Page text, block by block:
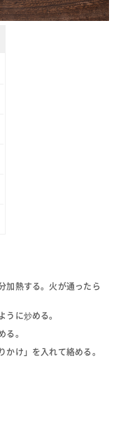
加熱する。火が通ったら
うに炒める。
る。
かけ」を入れて絡める。